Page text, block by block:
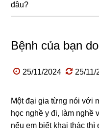
đâu?
Bệnh của bạn
25/11/2024 25/11/
Một đại gia từng nói với
học nghề y đi, làm nghề
nếu em biết khai thác thì